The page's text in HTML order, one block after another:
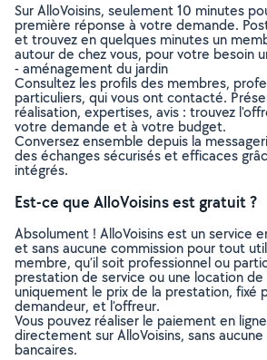
Sur AlloVoisins, seulement 10 minutes
première réponse à votre demande.
et trouvez en quelques minutes un
autour de chez vous, pour votre besoin
- aménagement du jardin
Consultez les profils des membres,
particuliers, qui vous ont contacté.
réalisation, expertises, avis : trouvez
votre demande et à votre budget.
Conversez ensemble depuis la
des échanges sécurisés et efficaces
intégrés.
Est-ce que AlloVoisins est gratuit ?
Absolument ! AlloVoisins est un service
et sans aucune commission pour tout
membre, qu’il soit professionnel ou
prestation de service ou une location de
uniquement le prix de la prestation, fixé
demandeur, et l’offreur.
Vous pouvez réaliser le paiement en
directement sur AlloVoisins, sans
bancaires.